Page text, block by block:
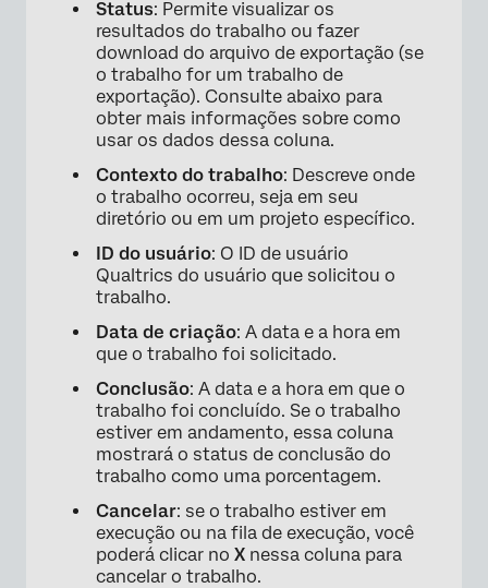
×
Status: Permite visualizar os
resultados do trabalho ou fazer
download do arquivo de exportação (se
o trabalho for um trabalho de
exportação). Consulte abaixo para
obter mais informações sobre como
usar os dados dessa coluna.
Contexto do trabalho: Descreve onde
o trabalho ocorreu, seja em seu
diretório ou em um projeto específico.
ID do usuário: O ID de usuário
Qualtrics do usuário que solicitou o
trabalho.
Data de criação: A data e a hora em
que o trabalho foi solicitado.
Conclusão: A data e a hora em que o
trabalho foi concluído. Se o trabalho
estiver em andamento, essa coluna
mostrará o status de conclusão do
trabalho como uma porcentagem.
Cancelar: se o trabalho estiver em
execução ou na fila de execução, você
poderá clicar no X nessa coluna para
cancelar o trabalho.